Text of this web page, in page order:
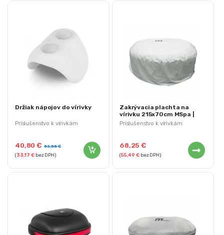
Príslušenstvo k vírivkám
Držiak nápojov do vírivky
40,80€ 53,55€
(33,17€bez DPH)
Príslušenstvo k vírivkám
Zakrývacia plachta na
vírivku 215x70cm MSpa |
B0302925
68,25€
(55,49€bez DPH)